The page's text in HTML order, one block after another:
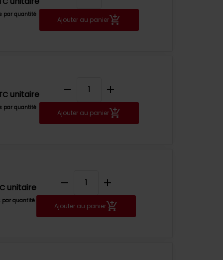
par quantité
Ajouter au panier
unitaire
par quantité
remove add
Ajouter au panier
unitaire
par quantité
remove add
Ajouter au panier